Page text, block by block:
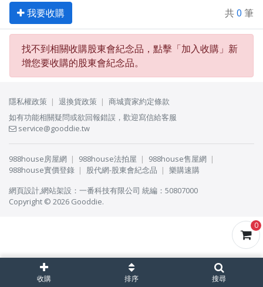
0
我要收購 共0 筆
找不到相關收購股東會紀念品，點擊「加入收購 」新
增您要收購的股東會紀念品。
收購 排序 搜尋
隱私權政策 退換貨政策
商城賣家約定條款
如有功能相關疑問或欲回報錯誤，歡迎寫信給客服
service@gooddie.tw
988house房屋網 988house法拍屋
988house售屋網
988house實價登錄
股代網-股東會紀念品
樂購速購
網頁設計,網站架設 ： 一番科技有限公司 統編：50807000
Copyright © 2026 Gooddie.